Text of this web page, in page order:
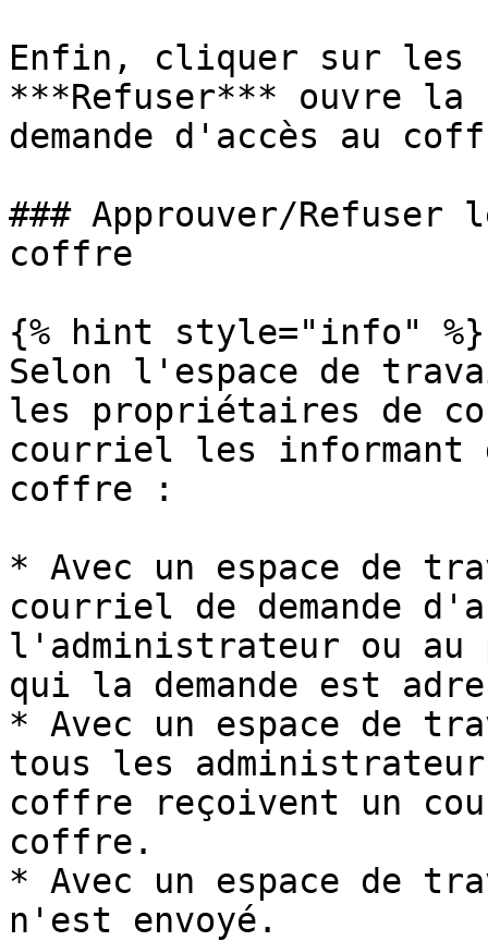
Enfin, cliquer sur les
***Refuser*** ouvre la
demande d'accès au
### Approuver/Refuser
coffre
{% hint style="info" %}
Selon l'espace de
les propriétaires de
courriel les informant
coffre :
* Avec un espace de
courriel de demande
l'administrateur ou
qui la demande est
* Avec un espace de
tous les
coffre reçoivent un
coffre.
* Avec un espace de
n'est envoyé.